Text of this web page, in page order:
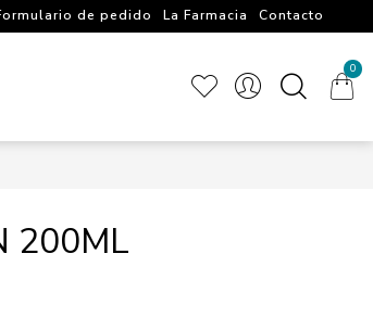
de pedido La Farmacia
Contacto
0
200ML